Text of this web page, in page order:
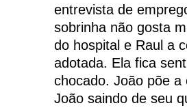
entrevista de
sobrinha não gosta
do hospital e Raul a
adotada. Ela fica
chocado. João põe
João saindo de seu